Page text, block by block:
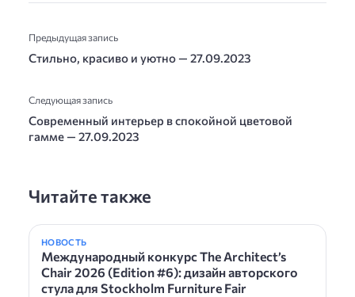
Предыдущая запись
Стильно, красиво и уютно — 27.09.2023
Следующая запись
Современный интерьер в спокойной цветовой
гамме — 27.09.2023
Читайте также
НОВОСТЬ
Международный конкурс The Architect’s
Chair 2026 (Edition #6): дизайн авторского
стула для Stockholm Furniture Fair